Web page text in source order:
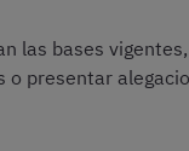
las bases
o presentar